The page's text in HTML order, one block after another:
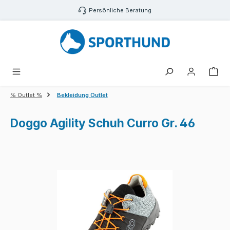
Zum Hauptinhalt springen Persönliche Beratung
% Outlet % Bekleidung Outlet
Doggo Agility Schuh Curro Gr. 46